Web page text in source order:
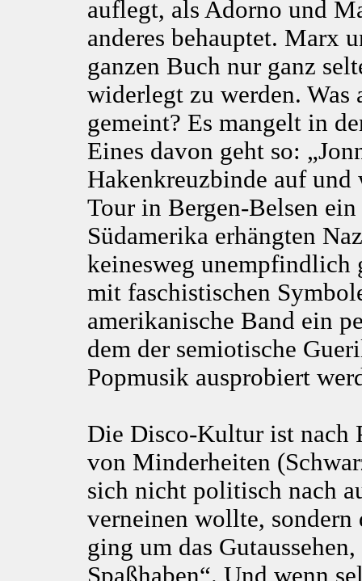
auflegt, als Adorno und
anderes behauptet. Marx
ganzen Buch nur ganz
widerlegt zu werden.
gemeint? Es mangelt in
Eines davon geht so:
Hakenkreuzbinde auf
Tour in Bergen-Belsen
Südamerika erhängten
keinesweg unempfindlich
mit faschistischen
amerikanische Band ein
dem der semiotische
Popmusik ausprobiert
Die Disco-Kultur ist nach
von Minderheiten
sich nicht politisch nach
verneinen wollte, sondern
ging um das
Spaßhaben“. Und wenn